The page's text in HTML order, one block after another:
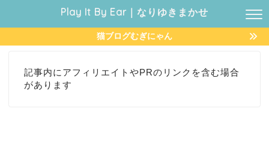
Play It By Ear｜なりゆきまかせ
猫ブログむぎにゃん
記事内にアフィリエイトやPRのリンクを含む場合
があります